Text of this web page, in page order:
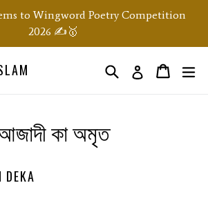
to Wingword Poetry Competition
2026 ✍️🥇
SearchLog inOrder
Order
কা অমৃত
DEKA